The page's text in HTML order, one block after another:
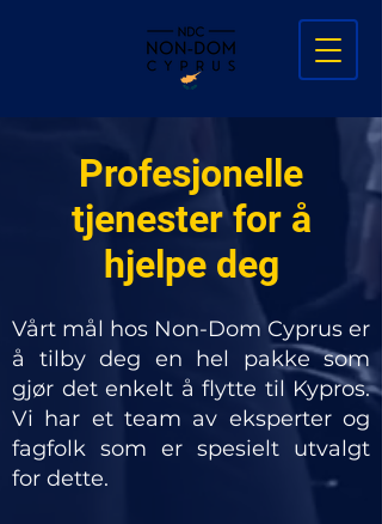
Profesjonelle
tjenester for å
hjelpe deg
Vårt mål hos Non-Dom Cyprus er
å tilby deg en hel pakke som
gjør det enkelt å flytte til Kypros.
Vi har et team av eksperter og
fagfolk som er spesielt utvalgt
for dette.